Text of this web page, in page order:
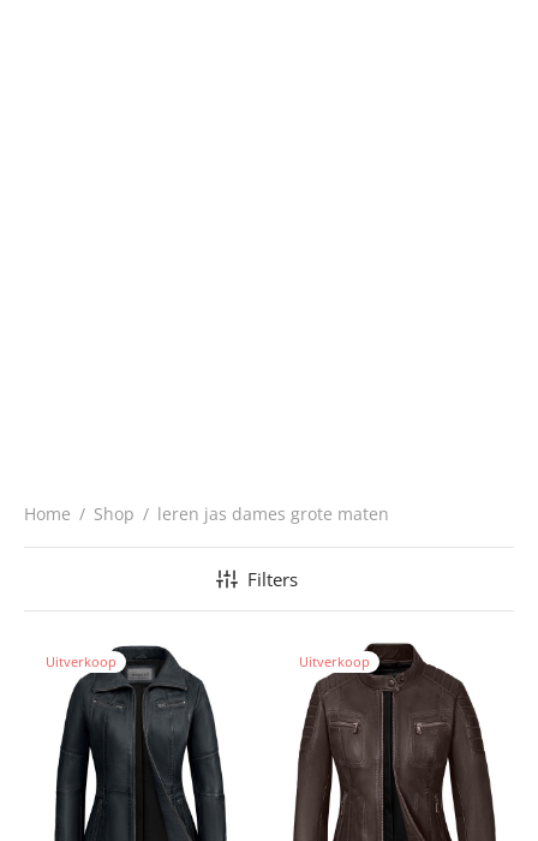
Home / Shop / leren jas dames grote maten
Filters
Uitverkoop Uitverkoop